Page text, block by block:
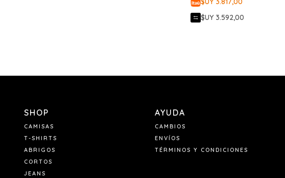
$UY 3.592,00
SHOP
CAMISAS
T-SHIRTS
ABRIGOS
CORTOS
JEANS
AYUDA
CAMBIOS
ENVÍOS
TÉRMINOS Y CONDICIONES